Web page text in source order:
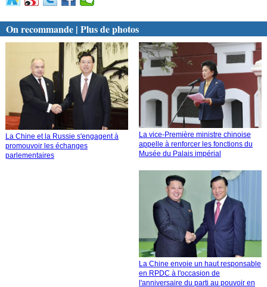
On recommande | Plus de photos
La Chine et la Russie s'engagent à
promouvoir les échanges
parlementaires
La vice-Première ministre chinoise
appelle à renforcer les fonctions du
Musée du Palais impérial
La Chine envoie un haut responsable
en RPDC à l'occasion de
l'anniversaire du parti au pouvoir en